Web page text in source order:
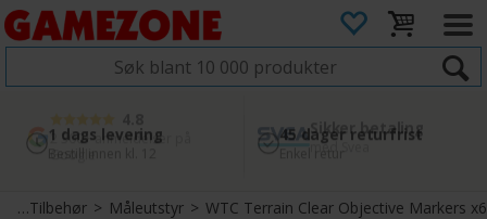
2 300+ anmeldelser på
Google
Sikker betaling
1 dags levering
Bestill innen kl. 12
45 dager returfrist
>Tilbehør> Måleutstyr>WTC Terrain Clear Objective Markers x6